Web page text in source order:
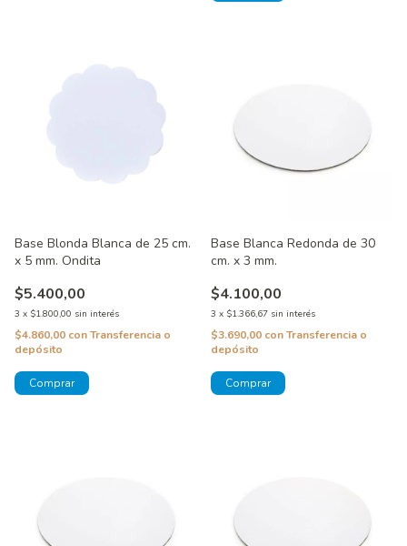
Base Blonda Blanca de 25 cm.
x 5 mm. Ondita
$5.400,00
3 x $1.800,00 sin interés
$4.860,00 conTransferencia o
depósito
Base Blanca Redonda de 30
cm. x 3 mm.
$4.100,00
3 x $1.366,67 sin interés
$3.690,00 conTransferencia o
depósito